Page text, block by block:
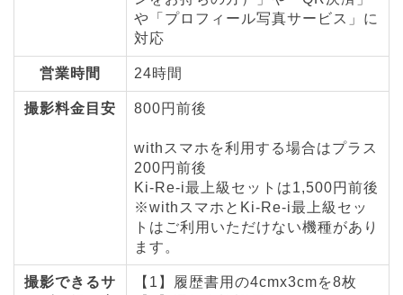
や「プロフィール写真サービス」に
対応
営業時間 24時間
撮影料金目安 800円前後
withスマホを利用する場合はプラス
200円前後
Ki-Re-i最上級セットは1,500円前後
※withスマホとKi-Re-i最上級セッ
トはご利用いただけない機種があり
ます。
撮影できるサ
【1】履歴書用の4cmx3cmを8枚